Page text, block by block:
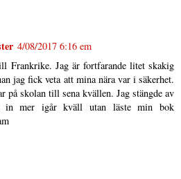
4/08/2017 6:16 em
Frankrike. Jag är fortfarande litet skakig
jag fick veta att mina nära var i säkerhet.
på skolan till sena kvällen. Jag stängde av
in mer igår kväll utan läste min bok